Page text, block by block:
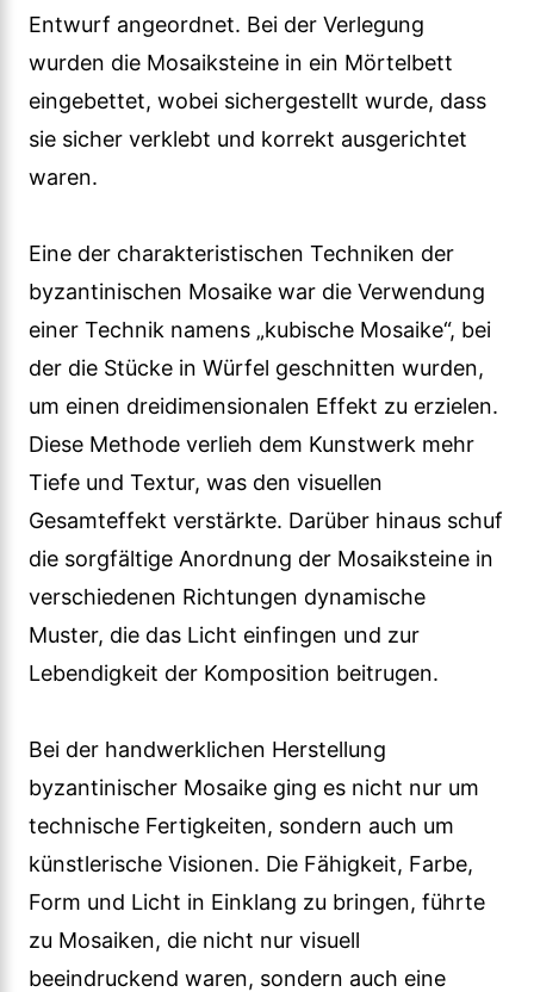
Entwurf angeordnet. Bei der Verlegung
wurden die Mosaiksteine in ein Mörtelbett
eingebettet, wobei sichergestellt wurde, dass
sie sicher verklebt und korrekt ausgerichtet
waren.
Eine der charakteristischen Techniken der
byzantinischen Mosaike war die Verwendung
einer Technik namens „kubische Mosaike“, bei
der die Stücke in Würfel geschnitten wurden,
um einen dreidimensionalen Effekt zu erzielen.
Diese Methode verlieh dem Kunstwerk mehr
Tiefe und Textur, was den visuellen
Gesamteffekt verstärkte. Darüber hinaus schuf
die sorgfältige Anordnung der Mosaiksteine in
verschiedenen Richtungen dynamische
Muster, die das Licht einfingen und zur
Lebendigkeit der Komposition beitrugen.
Bei der handwerklichen Herstellung
byzantinischer Mosaike ging es nicht nur um
technische Fertigkeiten, sondern auch um
künstlerische Visionen. Die Fähigkeit, Farbe,
Form und Licht in Einklang zu bringen, führte
zu Mosaiken, die nicht nur visuell
beeindruckend waren, sondern auch eine